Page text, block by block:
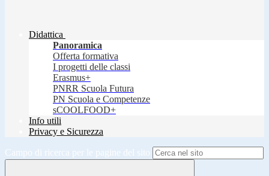
Didattica
Panoramica
Offerta formativa
I progetti delle classi
Erasmus+
PNRR Scuola Futura
PN Scuola e Competenze
sCOOLFOOD+
Info utili
Privacy e Sicurezza
Campo di ricerca per le pagine del sito